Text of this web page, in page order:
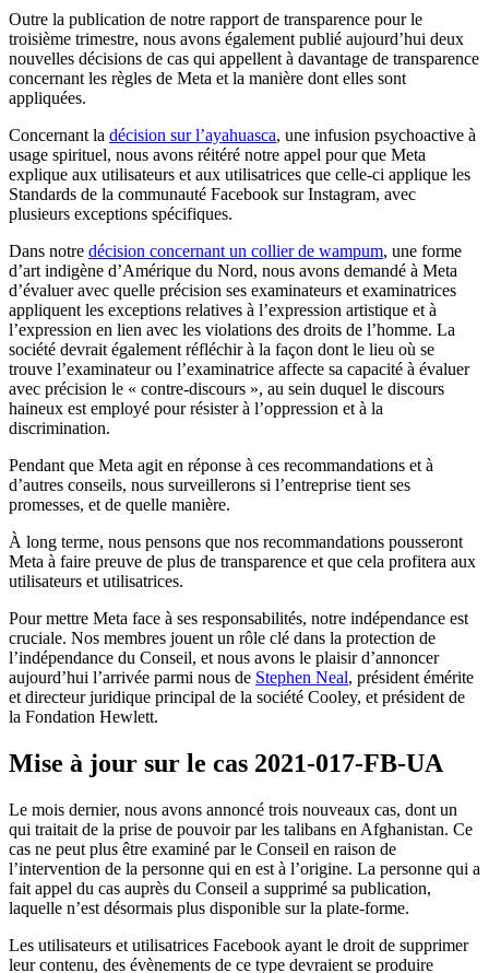
Outre la publication de notre rapport de transparence pour le
troisième trimestre, nous avons également publié aujourd’hui deux
nouvelles décisions de cas qui appellent à davantage de transparence
concernant les règles de Meta et la manière dont elles sont
appliquées.
Concernant la décision sur l’ayahuasca, une infusion psychoactive à
usage spirituel, nous avons réitéré notre appel pour que Meta
explique aux utilisateurs et aux utilisatrices que celle-ci applique les
Standards de la communauté Facebook sur Instagram, avec
plusieurs exceptions spécifiques.
Dans notre décision concernant un collier de wampum, une forme
d’art indigène d’Amérique du Nord, nous avons demandé à Meta
d’évaluer avec quelle précision ses examinateurs et examinatrices
appliquent les exceptions relatives à l’expression artistique et à
l’expression en lien avec les violations des droits de l’homme. La
société devrait également réfléchir à la façon dont le lieu où se
trouve l’examinateur ou l’examinatrice affecte sa capacité à évaluer
avec précision le « contre-discours », au sein duquel le discours
haineux est employé pour résister à l’oppression et à la
discrimination.
Pendant que Meta agit en réponse à ces recommandations et à
d’autres conseils, nous surveillerons si l’entreprise tient ses
promesses, et de quelle manière.
À long terme, nous pensons que nos recommandations pousseront
Meta à faire preuve de plus de transparence et que cela profitera aux
utilisateurs et utilisatrices.
Pour mettre Meta face à ses responsabilités, notre indépendance est
cruciale. Nos membres jouent un rôle clé dans la protection de
l’indépendance du Conseil, et nous avons le plaisir d’annoncer
aujourd’hui l’arrivée parmi nous de Stephen Neal, président émérite
et directeur juridique principal de la société Cooley, et président de
la Fondation Hewlett.
Mise à jour sur le cas 2021-017-FB-UA
Le mois dernier, nous avons annoncé trois nouveaux cas, dont un
qui traitait de la prise de pouvoir par les talibans en Afghanistan. Ce
cas ne peut plus être examiné par le Conseil en raison de
l’intervention de la personne qui en est à l’origine. La personne qui a
fait appel du cas auprès du Conseil a supprimé sa publication,
laquelle n’est désormais plus disponible sur la plate-forme.
Les utilisateurs et utilisatrices Facebook ayant le droit de supprimer
leur contenu, des évènements de ce type devraient se produire